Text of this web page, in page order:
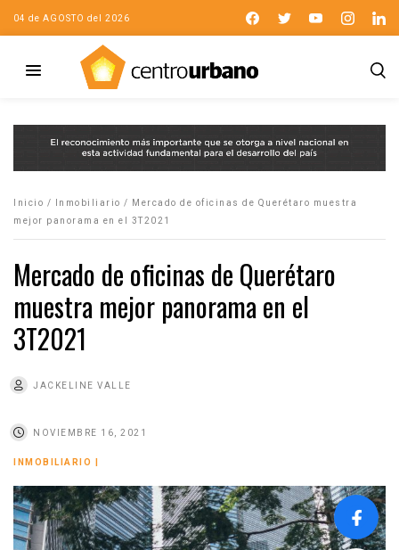
04 de AGOSTO del 2026
Inicio / Inmobiliario /
Mercado de oficinas de Querétaro muestra
mejor panorama en el 3T2021
Mercado de oficinas de Querétaro
muestra mejor panorama en el
3T2021
JACKELINE VALLE
NOVIEMBRE 16, 2021
INMOBILIARIO